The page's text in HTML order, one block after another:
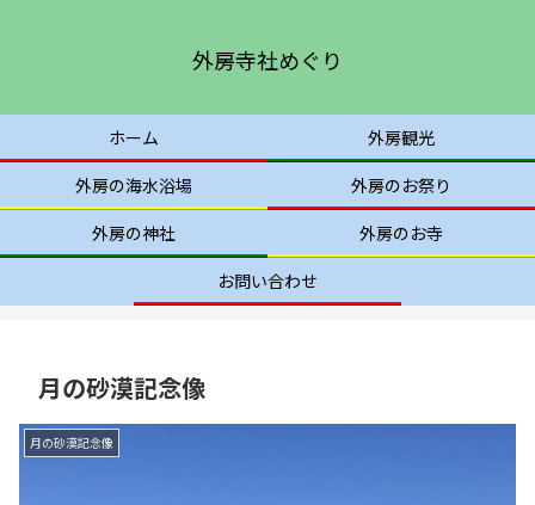
外房寺社めぐり
ホーム
外房観光
外房の海水浴場
外房のお祭り
外房の神社
外房のお寺
お問い合わせ
月の砂漠記念像
月の砂漠記念像